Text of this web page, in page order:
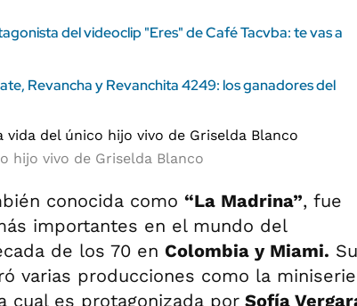
del videoclip "Eres" de Café Tacvba: te vas a
Revancha y Revanchita 4249: los ganadores del
hijo vivo de Griselda Blanco
conocida como “La Madrina”, fue
importantes en el mundo del
de los 70 en Colombia y Miami. Su
varias producciones como la miniserie
cual es protagonizada por Sofía